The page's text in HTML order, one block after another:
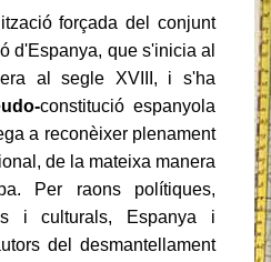
forçada del conjunt
d'Espanya, que s'inicia al
al segle XVIII, i s'ha
constitució espanyola
a reconèixer plenament
de la mateixa manera
Per raons polítiques,
i culturals, Espanya i
del desmantellament